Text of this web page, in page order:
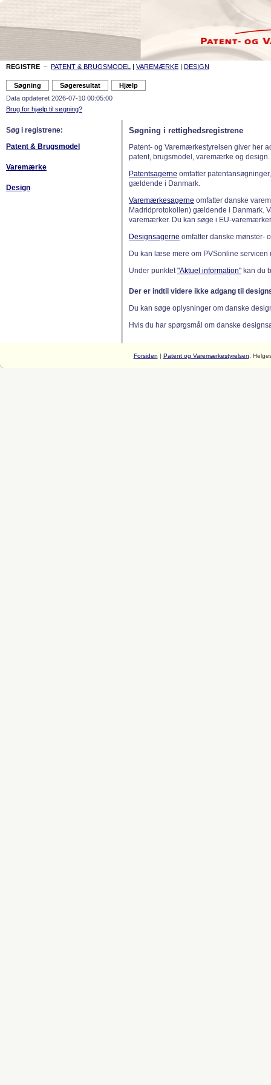
REGISTRE – PATENT & BRUGSMODEL | VAREMÆRKE | DESIGN
Data opdateret 2026-07-10 00:05:00
Brug for hjælp til søgning?
Søg i registrene:
Patent & Brugsmodel
Varemærke
Design
Søgning i rettighedsregistrene
Patent- og Varemærkestyrelsen giver her
patent, brugsmodel, varemærke og design.
Patentsagerne omfatter
gældende i Danmark.
Varemærkesagerne omfatter danske
Madridprotokollen) gældende i Danmark.
varemærker. Du kan søge i EU-
Designsagerne omfatter danske mønster-
Du kan læse mere om PVSonline
Under punktet"Aktuel information" kan du
Der er indtil videre ikke adgang til
Du kan søge oplysninger om danske
Hvis du har spørgsmål om danske
Forsiden | Patent og Varemærkestyrelsen ,